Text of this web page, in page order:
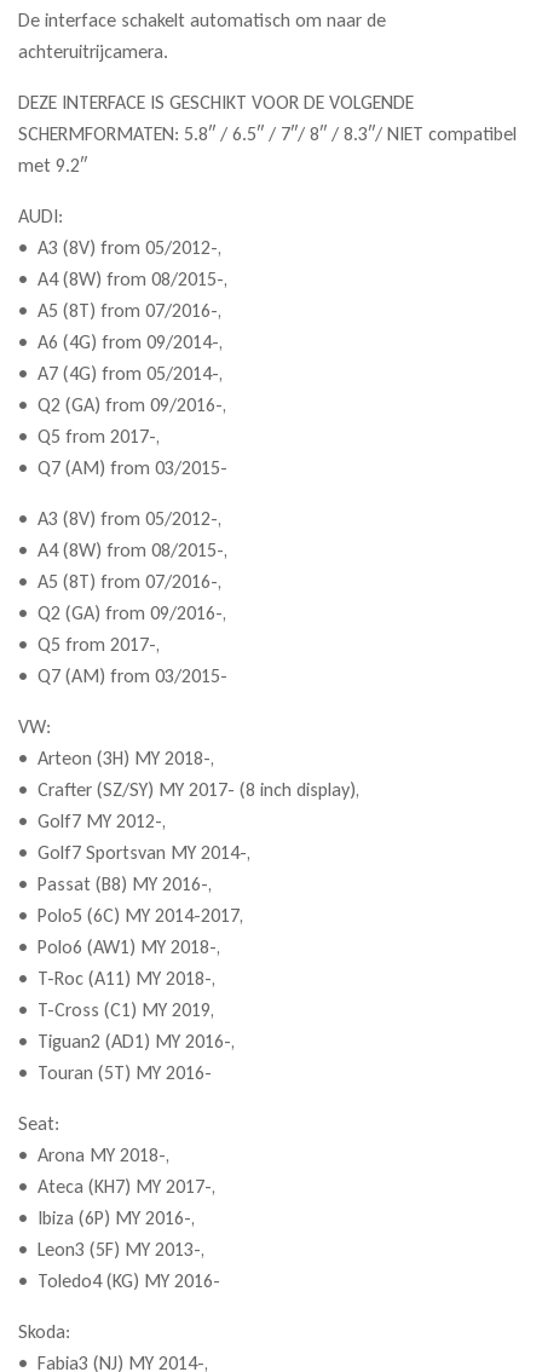
De interface schakelt automatisch om naar de
achteruitrijcamera.
DEZE INTERFACE IS GESCHIKT VOOR DE VOLGENDE
SCHERMFORMATEN: 5.8″ / 6.5″ / 7″/ 8″ / 8.3″/ NIET compatibel
met 9.2″
AUDI:
• A3 (8V) from 05/2012-,
• A4 (8W) from 08/2015-,
• A5 (8T) from 07/2016-,
• A6 (4G) from 09/2014-,
• A7 (4G) from 05/2014-,
• Q2 (GA) from 09/2016-,
• Q5 from 2017-,
• Q7 (AM) from 03/2015-
• A3 (8V) from 05/2012-,
• A4 (8W) from 08/2015-,
• A5 (8T) from 07/2016-,
• Q2 (GA) from 09/2016-,
• Q5 from 2017-,
• Q7 (AM) from 03/2015-
VW:
• Arteon (3H) MY 2018-,
• Crafter (SZ/SY) MY 2017- (8 inch display),
• Golf7 MY 2012-,
• Golf7 Sportsvan MY 2014-,
• Passat (B8) MY 2016-,
• Polo5 (6C) MY 2014-2017,
• Polo6 (AW1) MY 2018-,
• T-Roc (A11) MY 2018-,
• T-Cross (C1) MY 2019,
• Tiguan2 (AD1) MY 2016-,
• Touran (5T) MY 2016-
Seat:
• Arona MY 2018-,
• Ateca (KH7) MY 2017-,
• Ibiza (6P) MY 2016-,
• Leon3 (5F) MY 2013-,
• Toledo4 (KG) MY 2016-
Skoda:
• Fabia3 (NJ) MY 2014-,